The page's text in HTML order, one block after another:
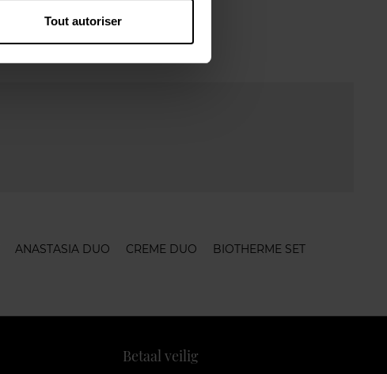
Tout autoriser
ANASTASIA DUO CREME DUO
BIOTHERME SET
Betaal veilig